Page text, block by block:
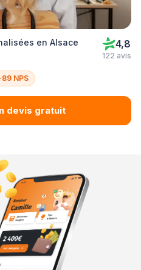
en Alsace 4,8
122 avis
NPS
devis gratuit